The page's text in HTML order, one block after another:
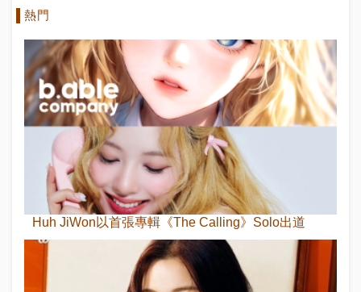
熱門
Huh JiWon以首張專輯《The Calling》Solo出道